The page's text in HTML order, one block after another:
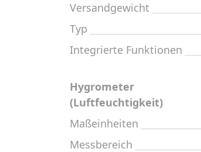
Versandgewicht
Typ
Integrierte Funktionen
Hygrometer
(Luftfeuchtigkeit)
Maßeinheiten
Messbereich